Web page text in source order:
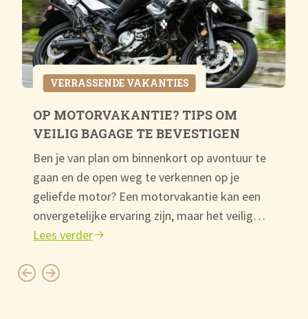
VERRASSENDE VAKANTIES
OP MOTORVAKANTIE? TIPS OM
VEILIG BAGAGE TE BEVESTIGEN
Ben je van plan om binnenkort op avontuur te
gaan en de open weg te verkennen op je
geliefde motor? Een motorvakantie kan een
onvergetelijke ervaring zijn, maar het veilig…
Lees verder